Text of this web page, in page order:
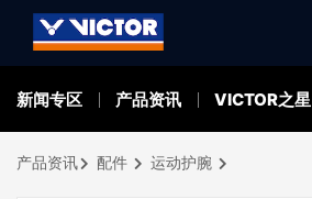
新闻专区 产品资讯 VICTOR之星
产品资讯 配件 运动护腕